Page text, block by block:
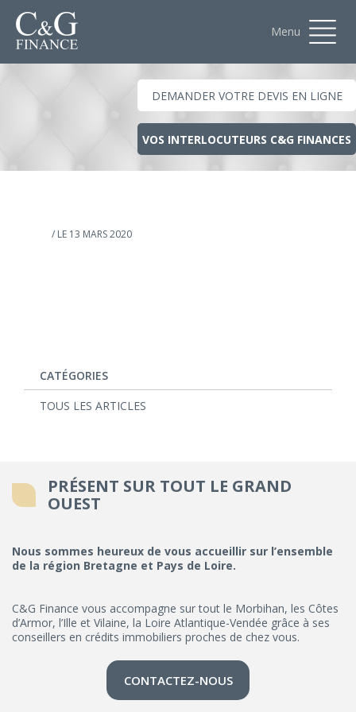
Menu
DEMANDER VOTRE DEVIS EN LIGNE
VOS INTERLOCUTEURS C&G FINANCES
/ LE 13 MARS 2020
CATÉGORIES
TOUS LES ARTICLES
PRÉSENT SUR TOUT LE GRAND
OUEST
Nous sommes heureux de vous accueillir sur l’ensemble
de la région Bretagne et Pays de Loire.
C&G Finance vous accompagne sur tout le Morbihan, les Côtes
d’Armor, l’Ille et Vilaine, la Loire Atlantique-Vendée grâce à ses
conseillers en crédits immobiliers proches de chez vous.
CONTACTEZ-NOUS